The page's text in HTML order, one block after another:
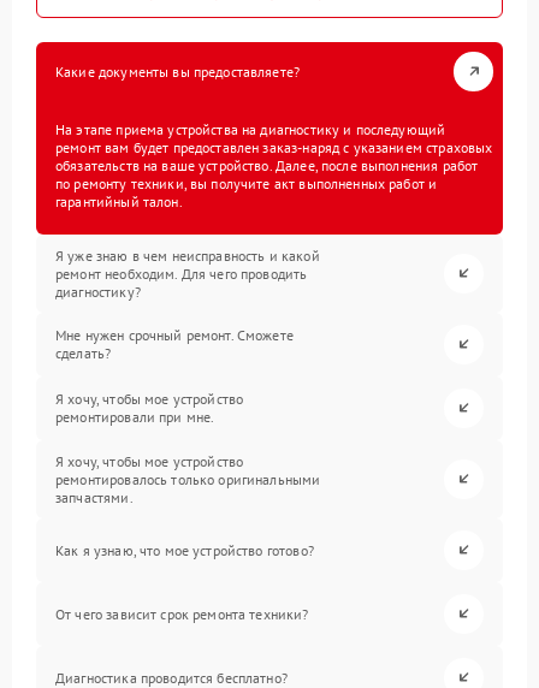
Какие документы вы предоставляете?
На этапе приема устройства на диагностику и последующий
ремонт вам будет предоставлен заказ-наряд с указанием страховых
обязательств на ваше устройство. Далее, после выполнения работ
по ремонту техники, вы получите акт выполненных работ и
гарантийный талон.
Я уже знаю в чем неисправность и какой
ремонт необходим. Для чего проводить
диагностику?
Мне нужен срочный ремонт. Сможете
сделать?
Я хочу, чтобы мое устройство
ремонтировали при мне.
Я хочу, чтобы мое устройство
ремонтировалось только оригинальными
запчастями.
Как я узнаю, что мое устройство готово?
От чего зависит срок ремонта техники?
Диагностика проводится бесплатно?